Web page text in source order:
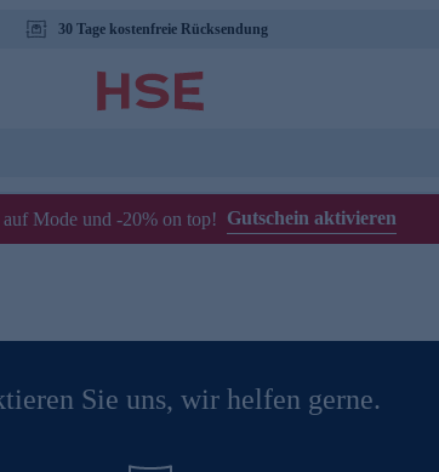
30 Tage kostenfreie Rücksendung
Mode und -20% on top! Gutschein aktivieren
Sie uns, wir helfen gerne.